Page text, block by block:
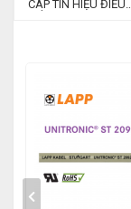
CÁP TÍN HIỆU ĐIỀU